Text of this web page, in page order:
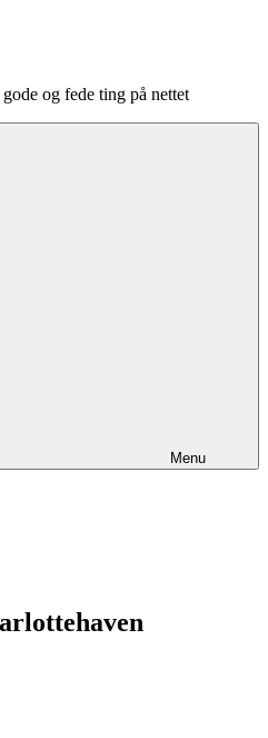
og fede ting på nettet
Menu